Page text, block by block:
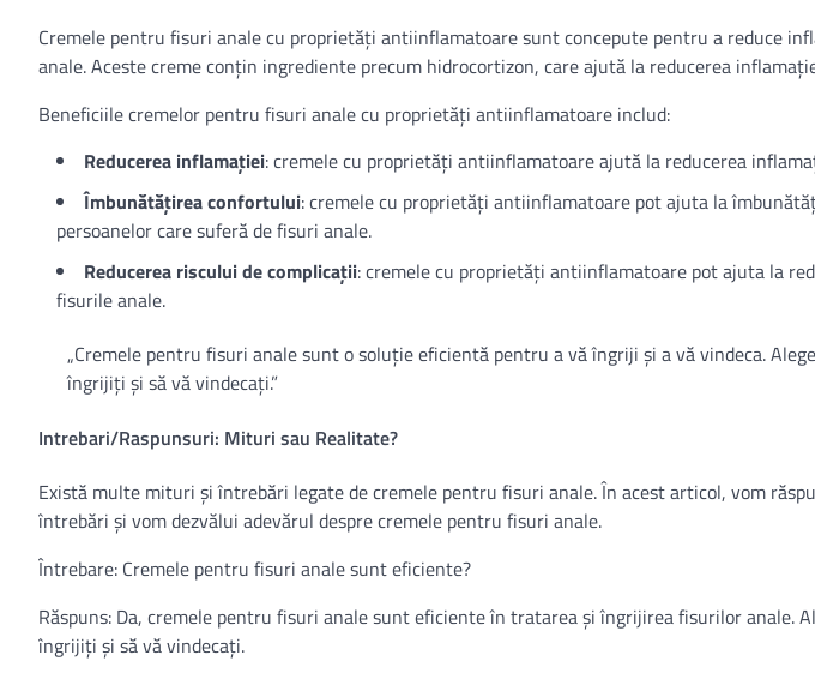
Cremele pentru fisuri anale cu proprietăți antiinflamatoare sunt concepute pentru a reduce
anale. Aceste creme conțin ingrediente precum hidrocortizon, care ajută la reducerea
Beneficiile cremelor pentru fisuri anale cu proprietăți antiinflamatoare includ:
Reducerea inflamației: cremele cu proprietăți antiinflamatoare ajută la reducerea
Îmbunătățirea confortului: cremele cu proprietăți antiinflamatoare pot ajuta la
persoanelor care suferă de fisuri anale.
Reducerea riscului de complicații: cremele cu proprietăți antiinflamatoare pot ajuta la
fisurile anale.
„Cremele pentru fisuri anale sunt o soluție eficientă pentru a vă îngriji și a vă vindeca.
îngrijiți și să vă vindecați.”
Intrebari/Raspunsuri: Mituri sau Realitate?
Există multe mituri și întrebări legate de cremele pentru fisuri anale. În acest articol, vom
întrebări și vom dezvălui adevărul despre cremele pentru fisuri anale.
Întrebare: Cremele pentru fisuri anale sunt eficiente?
Răspuns: Da, cremele pentru fisuri anale sunt eficiente în tratarea și îngrijirea fisurilor anale.
îngrijiți și să vă vindecați.